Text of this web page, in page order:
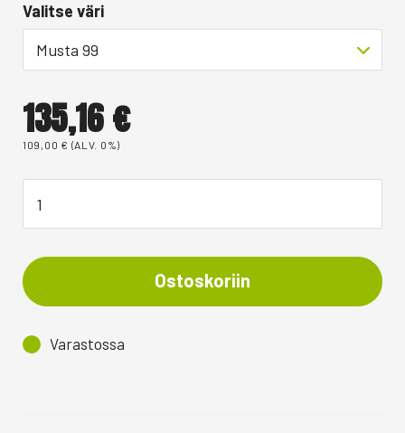
Valitse väri
Musta 99
135,16€
109,00 € (ALV. 0%)
Ostoskoriin
Varastossa